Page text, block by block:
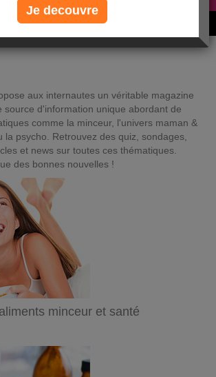
ont maigri et réappris à manger avec nous
aux internautes un véritable magazine
source d'information unique abordant de
comme la minceur, l'univers maman &
la psycho. Retrouvez des quiz, sondages,
et news sur toutes ces thématiques.
des bonnes nouvelles !
minceur et santé
Je decouvre